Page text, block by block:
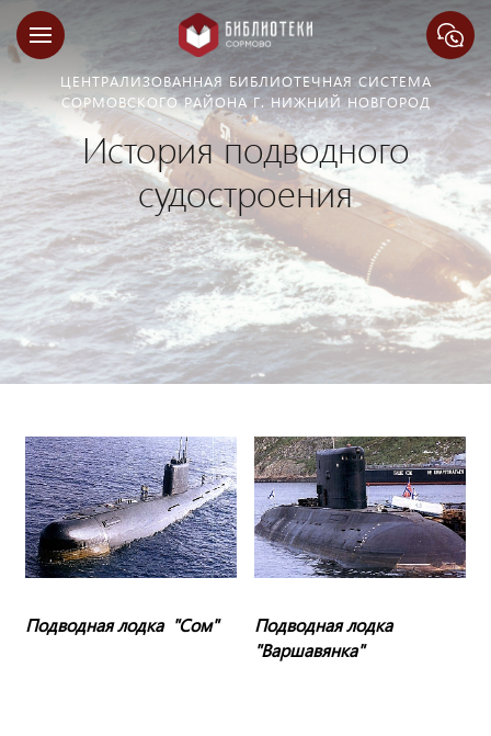
ЦЕНТРАЛИЗОВАННАЯ БИБЛИОТЕЧНАЯ СИСТЕМА
СОРМОВСКОГО РАЙОНА Г. НИЖНИЙ НОВГОРОД
История подводного
судостроения
Подводная лодка "Сом"
Подводная лодка
"Варшавянка"